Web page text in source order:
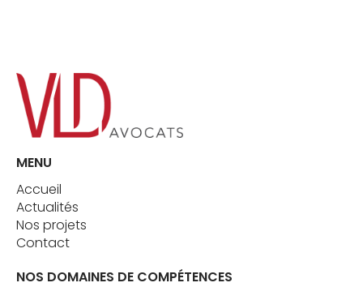
MENU
Accueil
Actualités
Nos projets
Contact
NOS DOMAINES DE COMPÉTENCES